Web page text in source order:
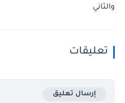
والثاني
تعليقات
إرسال تعليق